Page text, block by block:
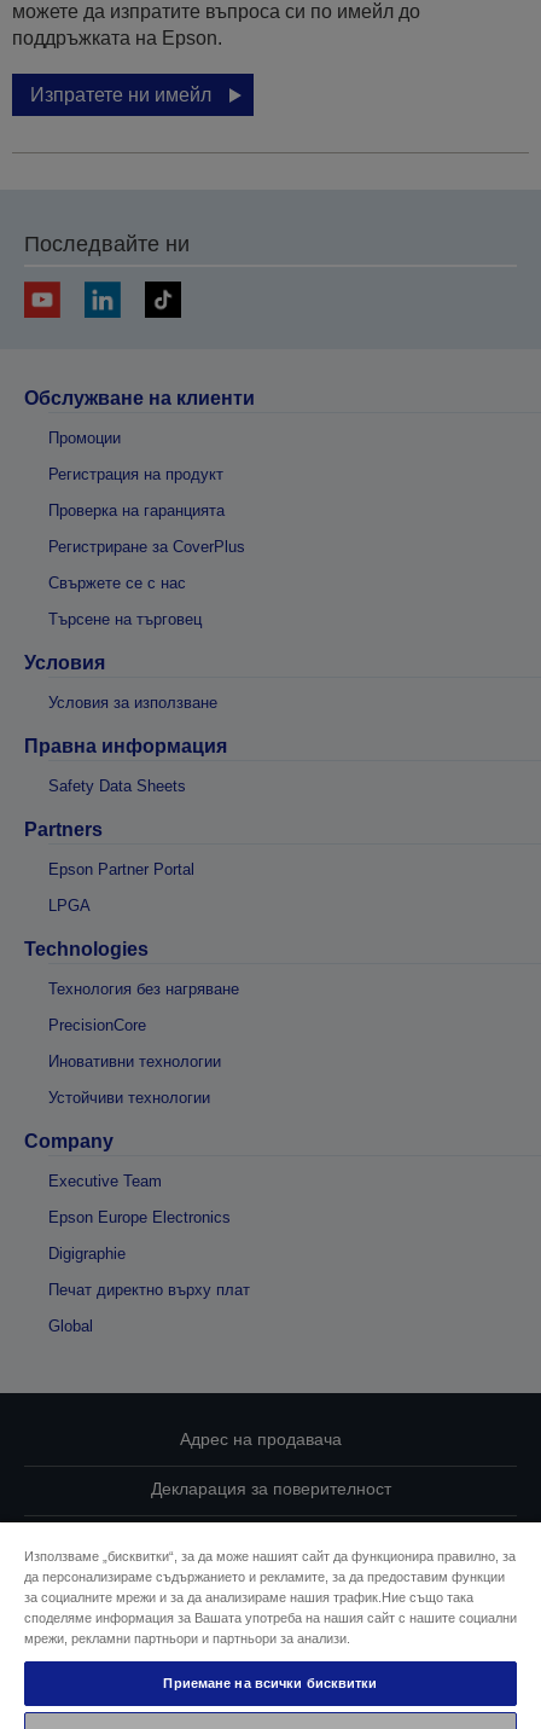
можете да изпратите въпроса си по имейл до
поддръжката на Epson.
Изпратете ни имейл
Последвайте ни
Обслужване на клиенти
Промоции
Регистрация на продукт
Проверка на гаранцията
Регистриране за CoverPlus
Свържете се с нас
Търсене на търговец
Условия
Условия за използване
Правна информация
Safety Data Sheets
Partners
Epson Partner Portal
LPGA
Technologies
Технология без нагряване
PrecisionCore
Иновативни технологии
Устойчиви технологии
Company
Executive Team
Epson Europe Electronics
Digigraphie
Печат директно върху плат
Global
Адрес на продавача
Декларация за поверителност
Свържете се с нас за Вашите данни
Информация за бисквитките
Ангажимент за достъпност на Epson
Използваме „бисквитки“, за да може нашият сайт да функционира правилно, за
да персонализираме съдържанието и рекламите, за да предоставим функции
за социалните мрежи и за да анализираме нашия трафик.Ние също така
споделяме информация за Вашата употреба на нашия сайт с нашите социални
мрежи, рекламни партньори и партньори за анализи.
Приемане на всички бисквитки